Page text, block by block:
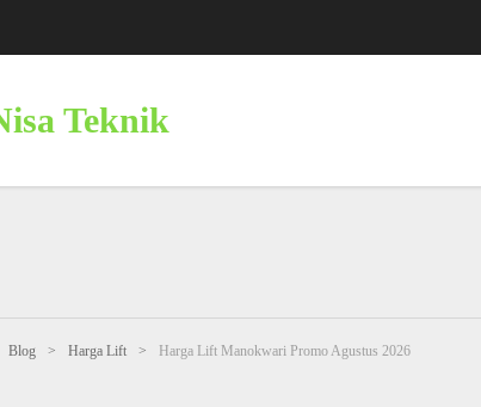
Teknik
Blog > Harga Lift > Harga Lift Manokwari Promo Agustus 2026